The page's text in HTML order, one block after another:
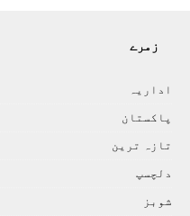
زمرے
اداريہ
پاکستان
تازہ ترين
دلچسپ
شوبز